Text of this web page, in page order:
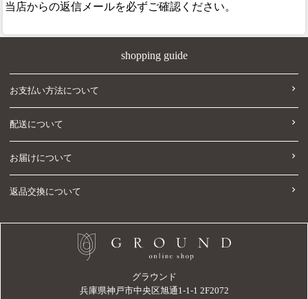
当店からの返信メールを必ずご確認ください。
shopping guide
お支払い方法について
配送について
お届けについて
返品交換について
グラウンド
兵庫県神戸市中央区旭通1-1-1 2F2072